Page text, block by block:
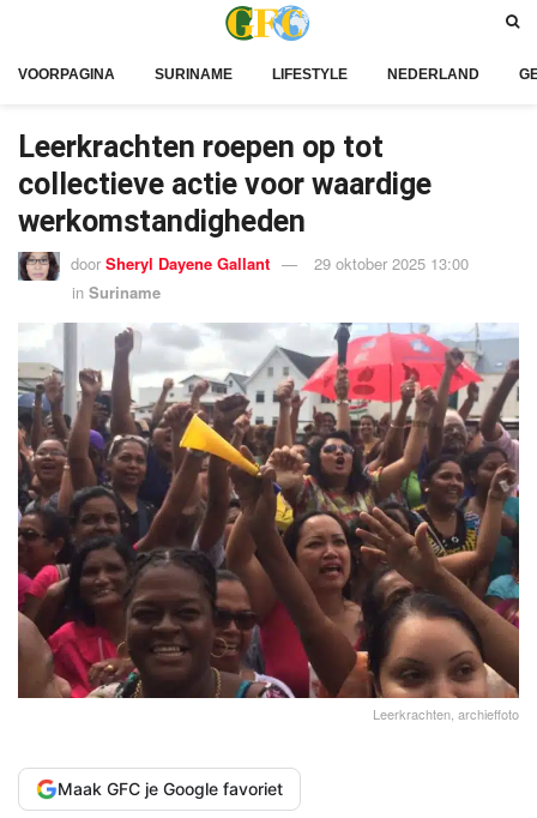
VOORPAGINA SURINAME LIFESTYLE NEDERLAND
Leerkrachten roepen op tot
collectieve actie voor waardige
werkomstandigheden
door Sheryl Dayene Gallant
29 oktober 2025 13:00
in Suriname
Leerkrachten, archieffoto
Maak GFC je Google favoriet